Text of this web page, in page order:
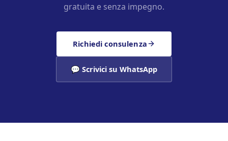
gratuita e senza impegno.
Richiedi consulenza
💬 Scrivici su WhatsApp